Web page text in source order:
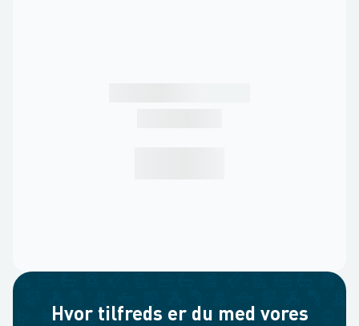
Hvor tilfreds er du med vores